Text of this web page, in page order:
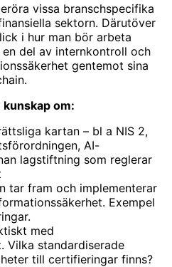
vissa branschspecifika
sektorn. Därutöver
i hur man bör arbeta
del av internkontroll och
gentemot sina
om:
kartan – bl a NIS 2,
AI-
lagstiftning som reglerar
tar fram och implementerar
Exempel
med
Vilka standardiserade
till certifieringar finns?